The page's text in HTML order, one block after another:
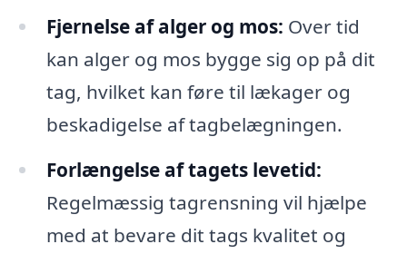
Fjernelse af alger og mos: Over tid
kan alger og mos bygge sig op på dit
tag, hvilket kan føre til lækager og
beskadigelse af tagbelægningen.
Forlængelse af tagets levetid:
Regelmæssig tagrensning vil hjælpe
med at bevare dit tags kvalitet og